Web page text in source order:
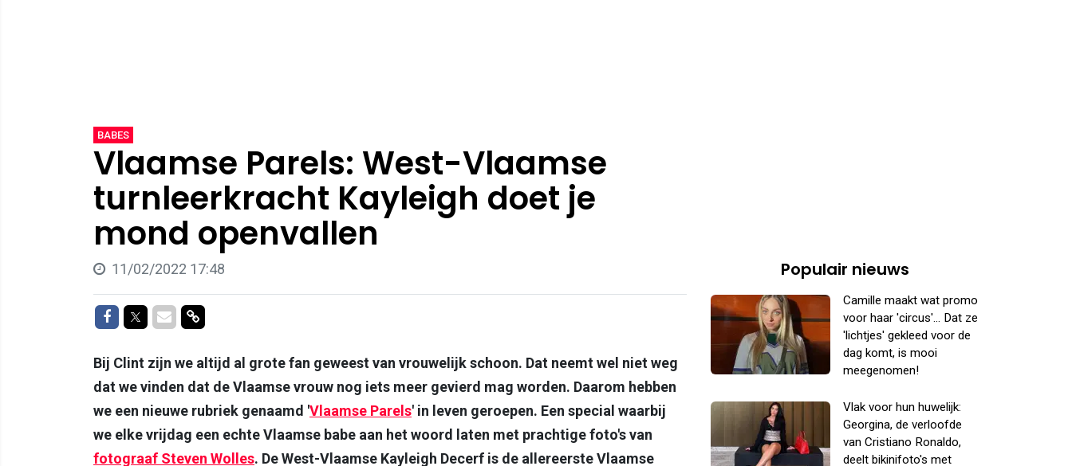
BABES
Vlaamse Parels: West-Vlaamse
turnleerkracht Kayleigh doet je
mond openvallen
11/02/2022 17:48
Delen op Facebook
Delen op Twitter
Delen via Mail
Delen via link
Bij Clint zijn we altijd al grote fan geweest van vrouwelijk schoon. Dat neemt wel niet weg
dat we vinden dat de Vlaamse vrouw nog iets meer gevierd mag worden. Daarom hebben
we een nieuwe rubriek genaamd 'Vlaamse Parels' in leven geroepen. Een special waarbij
we elke vrijdag een echte Vlaamse babe aan het woord laten met prachtige foto's van
fotograaf Steven Wolles. De West-Vlaamse Kayleigh Decerf is de allereerste Vlaamse
Populair nieuws
Camille maakt wat promo
voor haar 'circus'... Dat ze
'lichtjes' gekleed voor de
dag komt, is mooi
meegenomen!
Vlak voor hun huwelijk:
Georgina, de verloofde
van Cristiano Ronaldo,
deelt bikinifoto's met